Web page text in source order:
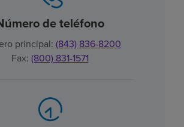
de teléfono
principal: (843) 836-8200
Fax: (800) 831-1571